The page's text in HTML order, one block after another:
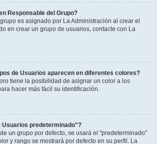
Responsable del Grupo?
es asignado por La Administración al crear el
en crear un grupo de usuarios, contacte con La
de Usuarios aparecen en diferentes colores?
tiene la posibilidad de asignar un color a los
hacer más fácil su identificación.
Usuarios predeterminado"?
un grupo por defecto, se usará el "predeterminado"
y rango se mostrará por defecto en su perfil. La